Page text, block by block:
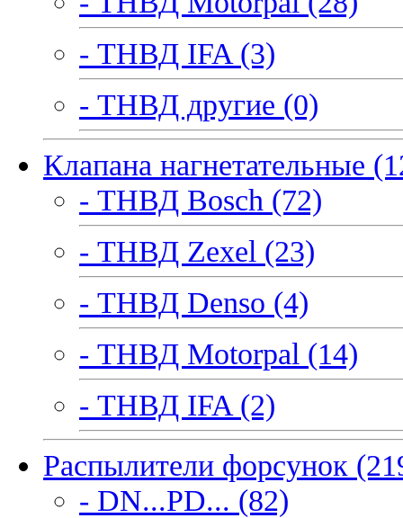
- ТНВД IFA (3)
- ТНВД другие (0)
Клапана нагнетательные
- ТНВД Bosch (72)
- ТНВД Zexel (23)
- ТНВД Denso (4)
- ТНВД Motorpal (14)
- ТНВД IFA (2)
Распылители форсунок
- DN...PD... (82)